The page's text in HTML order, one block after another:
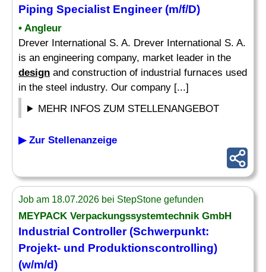
Piping Specialist Engineer (m/f/D)
• Angleur
Drever International S. A. Drever International S. A.
is an engineering company, market leader in the
design and construction of industrial furnaces used
in the steel industry. Our company [...]
MEHR INFOS ZUM STELLENANGEBOT
▶ Zur Stellenanzeige
Job am 18.07.2026 bei StepStone gefunden
MEYPACK Verpackungssystemtechnik GmbH
Industrial Controller (Schwerpunkt:
Projekt- und Produktionscontrolling)
(w/m/d)